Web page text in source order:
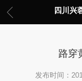
四川兴
路穿
发布时间：